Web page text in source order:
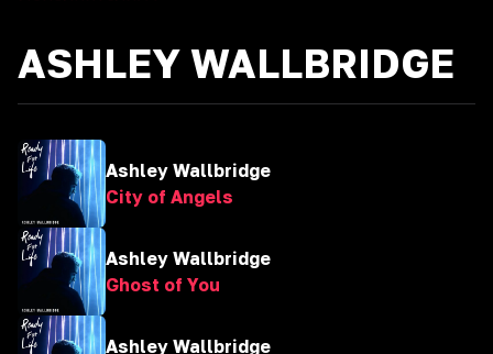
ASHLEY WALLBRIDGE
Ashley Wallbridge
City of Angels
Ashley Wallbridge
Ghost of You
Ashley Wallbridge